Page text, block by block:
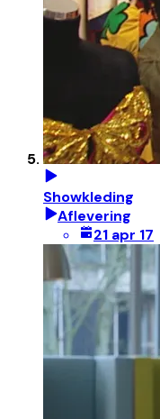
Showkleding
Aflevering
21 apr 17